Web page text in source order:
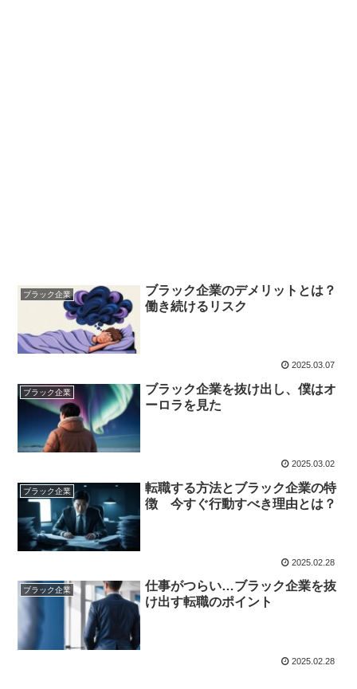
ブラック企業
ブラック企業のデメリットとは？
働き続けるリスク
2025.03.07
ブラック企業
ブラック企業を抜け出し、僕はオ
ーロラを見た
2025.03.02
ブラック企業
転職する方法とブラック企業の特
徴 今すぐ行動すべき理由とは？
2025.02.28
ブラック企業
仕事がつらい…ブラック企業を抜
け出す転職のポイント
2025.02.28